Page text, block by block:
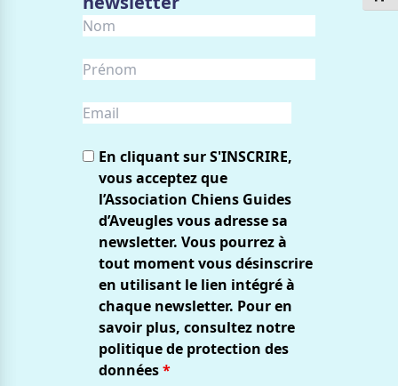
En cliquant sur S'INSCRIRE,
vous acceptez que
l’Association Chiens Guides
d’Aveugles vous adresse sa
newsletter. Vous pourrez à
tout moment vous désinscrire
en utilisant le lien intégré à
chaque newsletter. Pour en
savoir plus, consultez notre
politique de protection des
données*